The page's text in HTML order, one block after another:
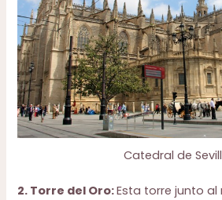
Catedral de
2. Torre del Oro:Esta torre junto